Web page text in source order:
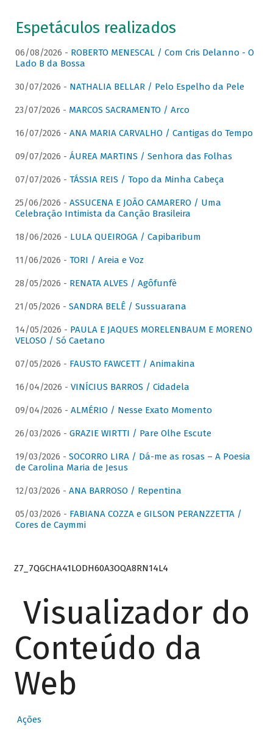
Espetáculos realizados
06/08/2026 - ROBERTO MENESCAL / Com Cris Delanno - O
Lado B da Bossa
30/07/2026 - NATHALIA BELLAR / Pelo Espelho da Pele
23/07/2026 - MARCOS SACRAMENTO / Arco
16/07/2026 - ANA MARIA CARVALHO / Cantigas do Tempo
09/07/2026 - ÁUREA MARTINS / Senhora das Folhas
07/07/2026 - TÁSSIA REIS / Topo da Minha Cabeça
25/06/2026 - ASSUCENA E JOÃO CAMARERO / Uma
Celebração Intimista da Canção Brasileira
18/06/2026 - LULA QUEIROGA / Capibaribum
11/06/2026 - TORI / Areia e Voz
28/05/2026 - RENATA ALVES / Agôfunfè
21/05/2026 - SANDRA BELÊ / Sussuarana
14/05/2026 - PAULA E JAQUES MORELENBAUM E MORENO
VELOSO / Só Caetano
07/05/2026 - FAUSTO FAWCETT / Animakina
16/04/2026 - VINÍCIUS BARROS / Cidadela
09/04/2026 - ALMÉRIO / Nesse Exato Momento
26/03/2026 - GRAZIE WIRTTI / Pare Olhe Escute
19/03/2026 - SOCORRO LIRA / Dá-me as rosas – A Poesia
de Carolina Maria de Jesus
12/03/2026 - ANA BARROSO / Repentina
05/03/2026 - FABIANA COZZA e GILSON PERANZZETTA /
Cores de Caymmi
Z7_7QGCHA41LODH60A3OQA8RN14L4
Visualizador do
Conteúdo da
Web
Ações